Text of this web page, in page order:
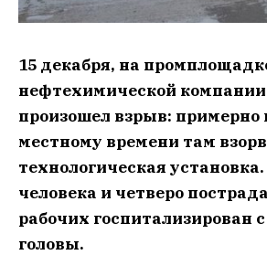
15 декабря, на
нефтехимической
произошел взрыв: примерно
местному времени там
технологическая
человека и четверо
рабочих госпитализирован
головы.